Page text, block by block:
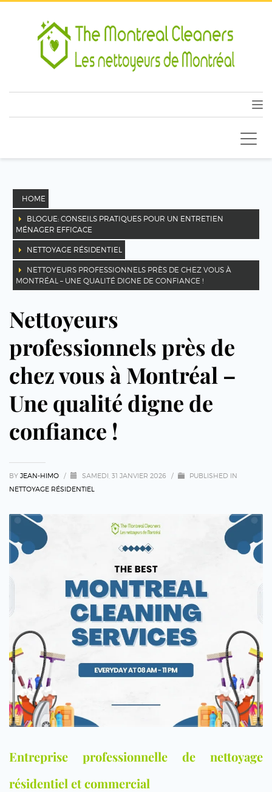
HOME
BLOGUE: CONSEILS PRATIQUES POUR UN ENTRETIEN
MÉNAGER EFFICACE
NETTOYAGE RÉSIDENTIEL
NETTOYEURS PROFESSIONNELS PRÈS DE CHEZ VOUS À
MONTRÉAL – UNE QUALITÉ DIGNE DE CONFIANCE !
Nettoyeurs
professionnels près de
chez vous à Montréal –
Une qualité digne de
confiance !
BY JEAN-HIMO / SAMEDI, 31 JANVIER 2026 /
PUBLISHED IN
NETTOYAGE RÉSIDENTIEL
Entreprise professionnelle de nettoyage
résidentiel et commercial